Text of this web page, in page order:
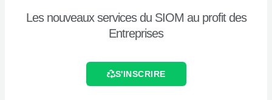
Les nouveaux services du SIOM au profit des
Entreprises
S'INSCRIRE